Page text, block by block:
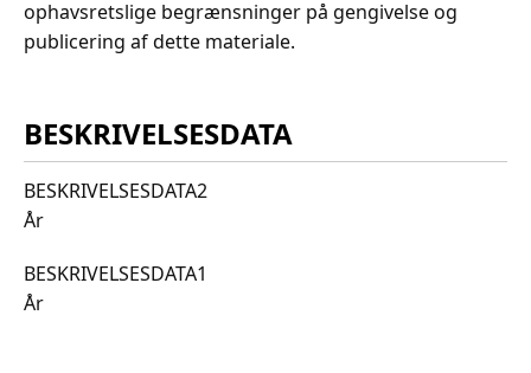
ophavsretslige begrænsninger på gengivelse og
publicering af dette materiale.
BESKRIVELSESDATA
BESKRIVELSESDATA2
År
BESKRIVELSESDATA1
År